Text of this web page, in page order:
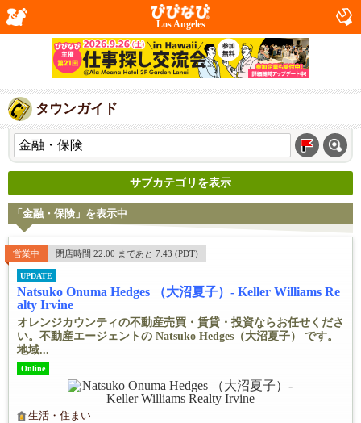
Los Angeles
タウンガイド
サブカテゴリを表示
「金融・保険」を表示中
営業中 閉店時間 22:00 まであと 7:43 (PDT)
UPDATE
Natsuko Onuma Hedges （大沼夏子）- Keller Williams Re
alty Irvine
オレンジカウンティの不動産売買・賃貸・投資ならお任せくださ
い。不動産エージェントの Natsuko Hedges（大沼夏子） です。
地域...
Online
生活・住まい